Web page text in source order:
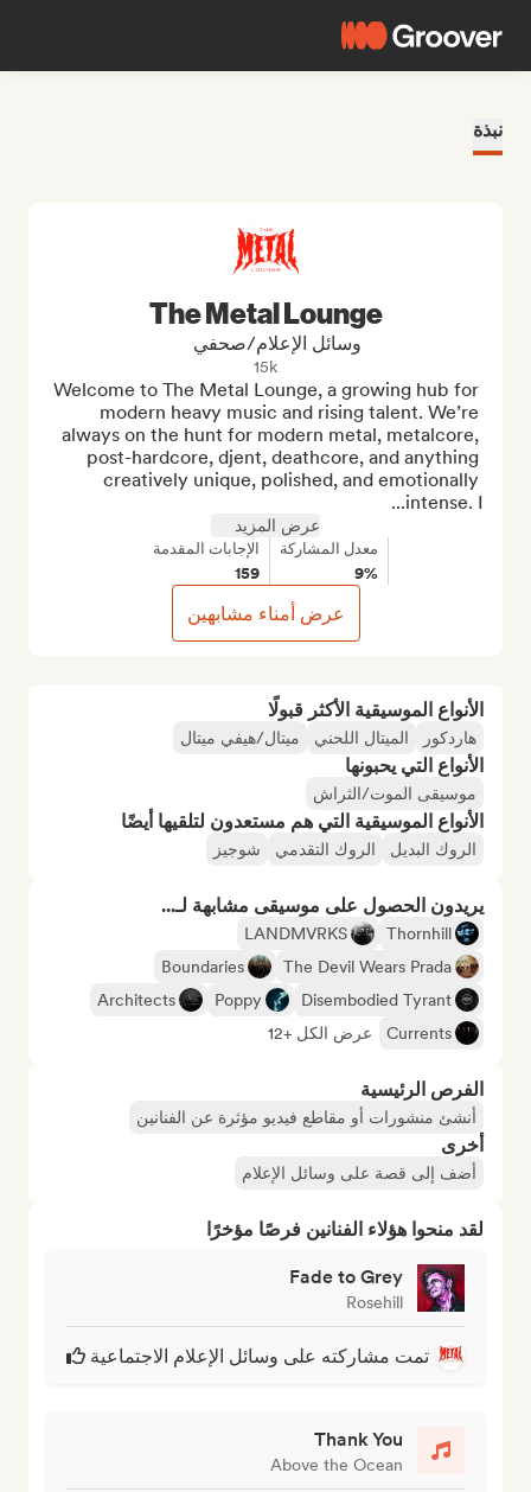
نبذة
الأنواع الموسيقية الأكثر قبولًا
هاردكور الميتال اللحني ميتال/هيفي ميتال
الأنواع التي يحبونها
موسيقى الموت/الثراش
الأنواع الموسيقية التي هم مستعدون لتلقيها أيضًا
الروك البديل الروك التقدمي شوجيز
يريدون الحصول على موسيقى مشابهة لـ...
Thornhill
LANDMVRKS
The Devil Wears Prada
Boundaries
Disembodied Tyrant
Poppy
Architects
Currents
عرض الكل +12
الفرص الرئيسية
أنشئ منشورات أو مقاطع فيديو مؤثرة عن الفنانين
أخرى
أضف إلى قصة على وسائل الإعلام
لقد منحوا هؤلاء الفنانين فرصًا مؤخرًا
Fade to Grey
Rosehill
تمت مشاركته على وسائل الإعلام الاجتماعية
Thank You
Above the Ocean
The Metal Lounge
وسائل الإعلام/صحفي
15k
Welcome to The Metal Lounge, a growing hub for
modern heavy music and rising talent. We’re
always on the hunt for modern metal, metalcore,
post-hardcore, djent, deathcore, and anything
creatively unique, polished, and emotionally
intense. I...
عرض المزيد
معدل المشاركة
9%
الإجابات المقدمة
159
عرض أمناء مشابهين